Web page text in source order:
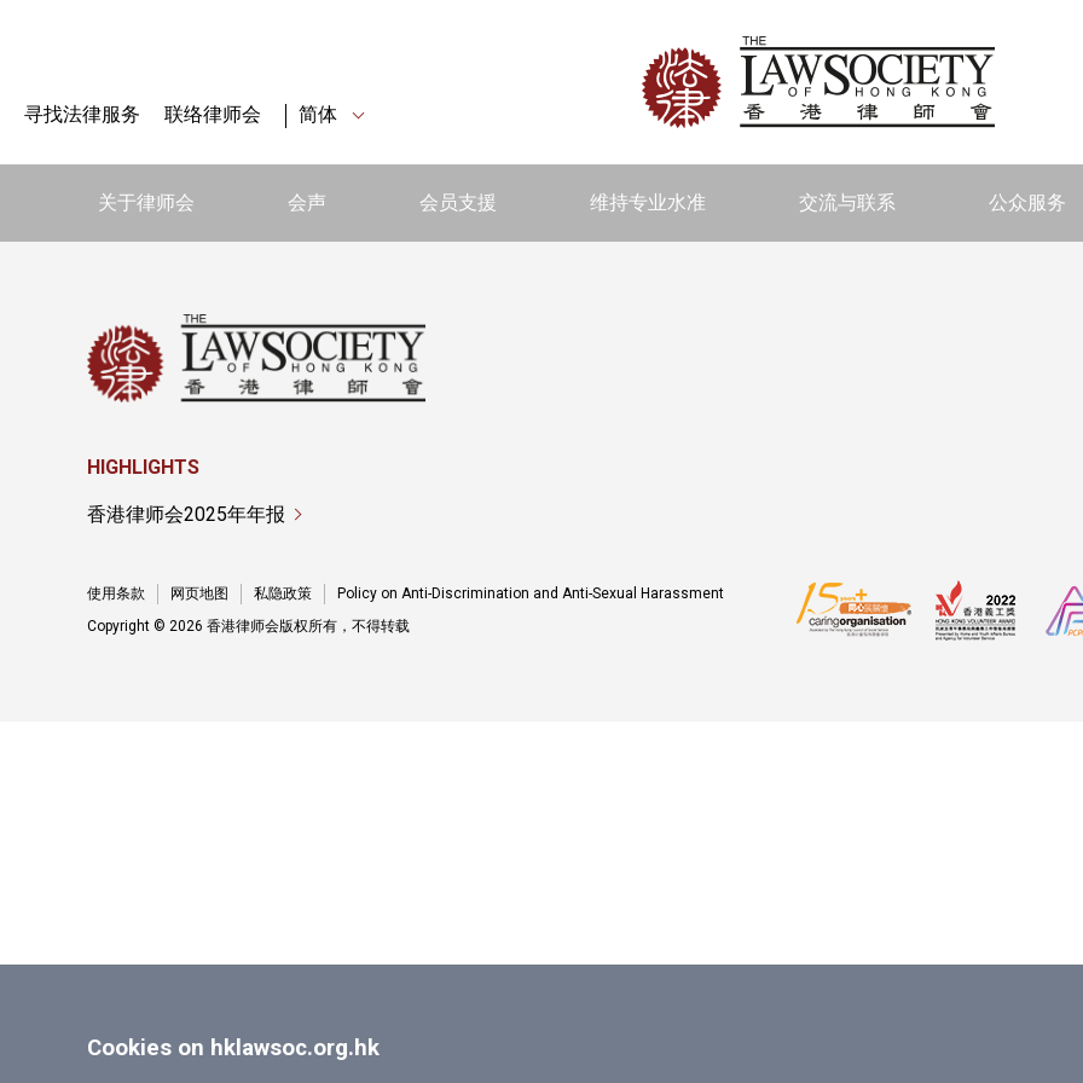
寻找法律服务 联络律师会 简体
关于律师会 会声 会员支援 维持专业水准 交流与联系 公众服务
Cookies on hklawsoc.org.hk
HIGHLIGHTS
香港律师会2025年年报
使用条款 网页地图 私隐政策
Policy on Anti-Discrimination and Anti-Sexual Harassment
Copyright © 2026 香港律师会版权所有，不得转载